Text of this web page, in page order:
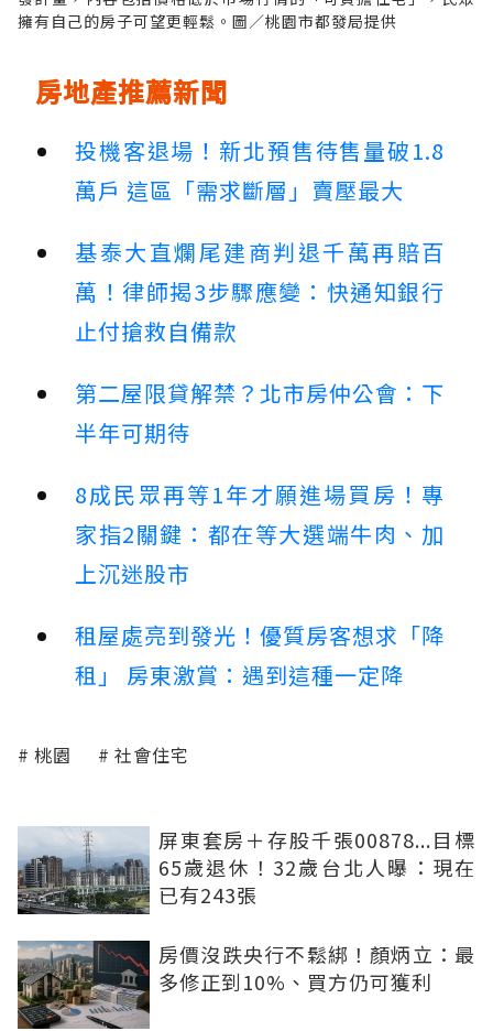
擁有自己的房子可望更輕鬆。圖／桃園市都發局提供
房地產推薦新聞
投機客退場！新北預售待售量破1.8
萬戶 這區「需求斷層」賣壓最大
基泰大直爛尾建商判退千萬再賠百
萬！律師揭3步驟應變：快通知銀行
止付搶救自備款
第二屋限貸解禁？北市房仲公會：下
半年可期待
8成民眾再等1年才願進場買房！專
家指2關鍵：都在等大選端牛肉、加
上沉迷股市
租屋處亮到發光！優質房客想求「降
租」 房東激賞：遇到這種一定降
桃園 社會住宅
屏東套房＋存股千張00878...目標
65歲退休！32歲台北人曝：現在
已有243張
房價沒跌央行不鬆綁！顏炳立：最
多修正到10%、買方仍可獲利